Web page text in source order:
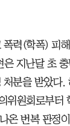
폭력(학폭) 피
지난달 초
분을 받았다.
위원회로부터
온 번복 판정